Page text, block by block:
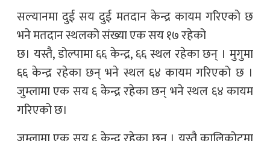
सल्यानमा दुई सय दुई मतदान केन्द्र कायम गरिएको छ
भने मतदान स्थलको संख्या एक सय १७ रहेको
छ। यस्तै, डोल्पामा ६६ केन्द्र, ६६ स्थल रहेका छन् । मुगुमा
६६ केन्द्र रहेका छन् भने स्थल ६४ कायम गरिएको छ ।
जुम्लामा एक सय ६ केन्द्र रहेका छन् भने स्थल ६४ कायम
गरिएको छ।